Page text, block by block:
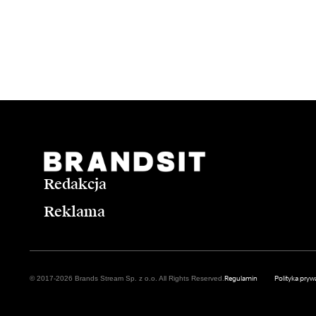
Redakcja
Reklama
© 2017-2026 Brands Stream Sp. z o.o. All Rights Reserved.Regulamin Polityka